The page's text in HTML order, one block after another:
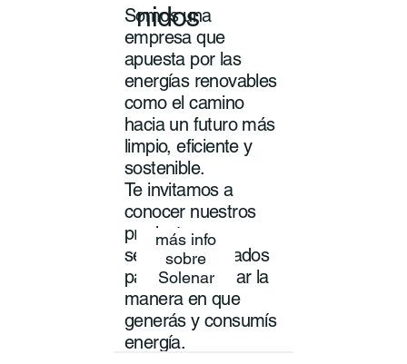
nidos
Somos una
empresa que
apuesta por las
energías renovables
como el camino
hacia un futuro más
limpio, eficiente y
sostenible.
Te invitamos a
conocer nuestros
productos y
servicios pensados
para transformar la
manera en que
generás y consumís
energía.
más info
sobre
Solenar